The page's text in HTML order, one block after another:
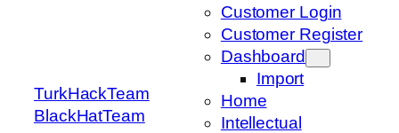
TurkHackTeam
BlackHatTeam
Customer Login
Customer Register
Dashboard
Import
Home
Intellectual